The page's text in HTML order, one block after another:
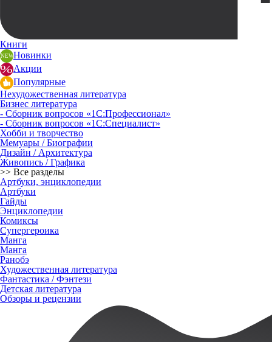
Книги
Новинки
Акции
Популярные
Нехудожественная литература
Бизнес литература
- Сборник вопросов «1С:Профессионал»
- Сборник вопросов «1С:Специалист»
Хобби и творчество
Мемуары / Биографии
Дизайн / Архитектура
Живопись / Графика
>> Все разделы
Артбуки, энциклопедии
Артбуки
Гайды
Энциклопедии
Комиксы
Супергероика
Манга
Манга
Ранобэ
Художественная литература
Фантастика / Фэнтези
Детская литература
Обзоры и рецензии